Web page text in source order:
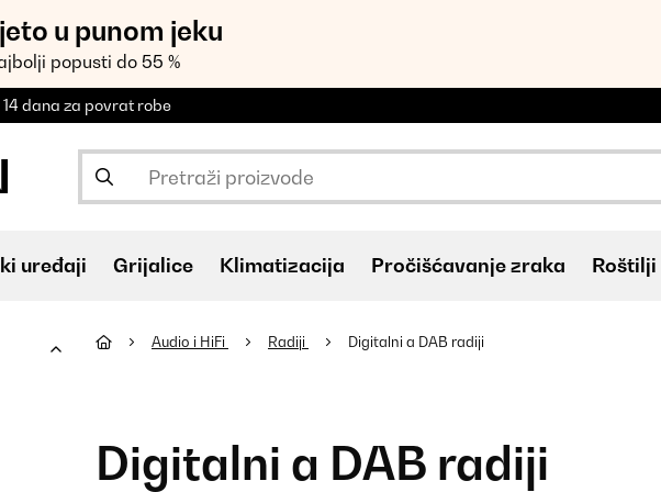
u punom jeku
popusti do 55 %
14 dana za povrat robe
uređaji Grijalice Klimatizacija Pročišćavanje zraka Roštilji
Audio i HiFi Radiji Digitalni a DAB radiji
Digitalni a DAB radiji